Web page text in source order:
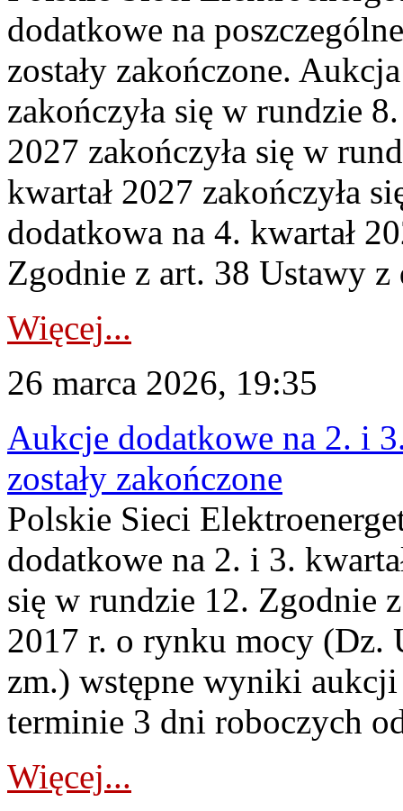
dodatkowe na
zostały zakończone.
zakończyła się w rundzie
2027 zakończyła się w
kwartał 2027 zakończyła
dodatkowa na 4. kwartał
Zgodnie z art. 38 Ustawy
Więcej...
26 marca 2026, 19:35
Aukcje dodatkowe na 2. i
zostały zakończone
Polskie Sieci
dodatkowe na 2. i 3.
się w rundzie 12. Zgodnie
2017 r. o rynku mocy (Dz.
zm.) wstępne wyniki
terminie 3 dni roboczych
Więcej...